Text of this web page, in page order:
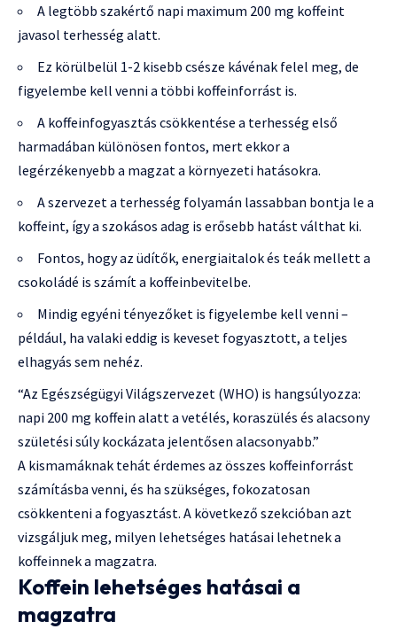
A legtöbb szakértő napi maximum 200 mg koffeint
javasol terhesség alatt.
Ez körülbelül 1-2 kisebb csésze kávénak felel meg, de
figyelembe kell venni a többi koffeinforrást is.
A koffeinfogyasztás csökkentése a terhesség első
harmadában különösen fontos, mert ekkor a
legérzékenyebb a magzat a környezeti hatásokra.
A szervezet a terhesség folyamán lassabban bontja le a
koffeint, így a szokásos adag is erősebb hatást válthat ki.
Fontos, hogy az üdítők, energiaitalok és teák mellett a
csokoládé is számít a koffeinbevitelbe.
Mindig egyéni tényezőket is figyelembe kell venni –
például, ha valaki eddig is keveset fogyasztott, a teljes
elhagyás sem nehéz.
“Az Egészségügyi Világszervezet (WHO) is hangsúlyozza:
napi 200 mg koffein alatt a vetélés, koraszülés és alacsony
születési súly kockázata jelentősen alacsonyabb.”
A kismamáknak tehát érdemes az összes koffeinforrást
számításba venni, és ha szükséges, fokozatosan
csökkenteni a fogyasztást. A következő szekcióban azt
vizsgáljuk meg, milyen lehetséges hatásai lehetnek a
koffeinnek a magzatra.
Koffein lehetséges hatásai a
magzatra